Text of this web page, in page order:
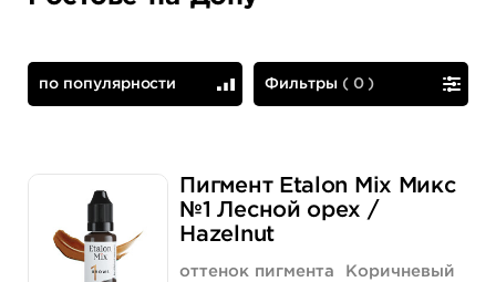
Фильтры (0 )
по популярности
Пигмент Etalon Mix Микс
№1 Лесной орех /
Hazelnut
оттенок пигмента
Коричневый